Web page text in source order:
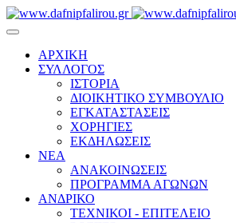
ΑΡΧΙΚΗ
ΣΥΛΛΟΓΟΣ
ΙΣΤΟΡΙΑ
ΔΙΟΙΚΗΤΙΚΟ ΣΥΜΒΟΥΛΙΟ
ΕΓΚΑΤΑΣΤΑΣΕΙΣ
ΧΟΡΗΓΙΕΣ
ΕΚΔΗΛΩΣΕΙΣ
ΝΕΑ
ΑΝΑΚΟΙΝΩΣΕΙΣ
ΠΡΟΓΡΑΜΜΑ ΑΓΩΝΩΝ
ΑΝΔΡΙΚΟ
ΤΕΧΝΙΚΟΙ - ΕΠΙΤΕΛΕΙΟ